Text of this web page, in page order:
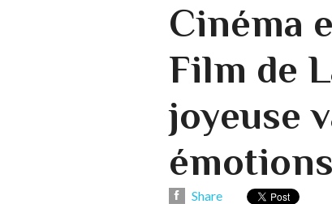
Cinéma
Film de
joyeuse
émotions
Share